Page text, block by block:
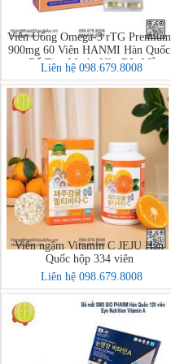
Viên Uống Omega-3 rTG Premium
900mg 60 Viên HANMI Hàn Quốc
– Bổ Tim Mạch, Não Bộ, Mắt
Liên hệ 098.679.8008
Viên ngậm Vitamin C JEJU Hàn
Quốc hộp 334 viên
Liên hệ 098.679.8008